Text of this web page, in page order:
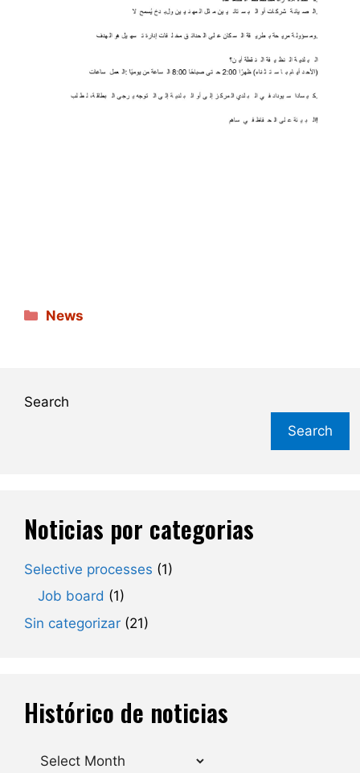
Categories
News
Search
Search
Noticias por categorias
Selective processes (1)
Job board (1)
Sin categorizar (21)
Histórico de noticias
Archives